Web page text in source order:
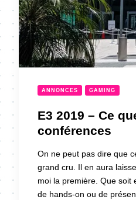
ANNONCES GAMING
E3 2019 – Ce
conférences
On ne peut pas dire que
grand cru. Il en aura
moi la première. Que soit
de hands-on ou de